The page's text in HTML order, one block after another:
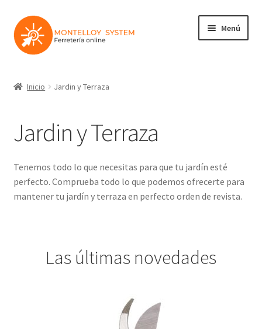
Ir
a
la
Ir
al
contenido
Menú
Jardin y Terraza
Maquinaria
Protección Laboral
Inicio Jardin y Terraza
Jardin y Terraza
Tenemos todo lo que necesitas para que tu jardín esté
perfecto. Comprueba todo lo que podemos ofrecerte para
mantener tu jardín y terraza en perfecto orden de revista.
Las últimas novedades